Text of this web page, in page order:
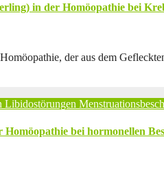
in der Homöopathie bei
der aus dem
Libidostörungen
bei hormonellen